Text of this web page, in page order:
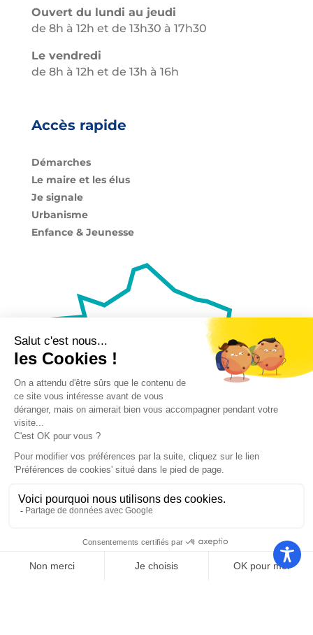
Ouvert du lundi au jeudi
de 8h à 12h et de 13h30 à 17h30
Le vendredi
de 8h à 12h et de 13h à 16h
Accès rapide
Démarches
Le maire et les élus
Je signale
Urbanisme
Enfance & Jeunesse